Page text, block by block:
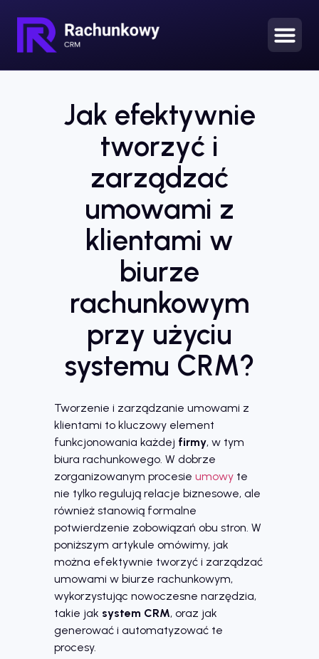
Jak efektywnie
tworzyć i
zarządzać
umowami z
klientami w
biurze
rachunkowym
przy użyciu
systemu CRM?
Tworzenie i zarządzanie umowami z
klientami to kluczowy element
funkcjonowania każdej firmy, w tym
biura rachunkowego. W dobrze
zorganizowanym procesie umowy te
nie tylko regulują relacje biznesowe, ale
również stanowią formalne
potwierdzenie zobowiązań obu stron. W
poniższym artykule omówimy, jak
można efektywnie tworzyć i zarządzać
umowami w biurze rachunkowym,
wykorzystując nowoczesne narzędzia,
takie jak system CRM, oraz jak
generować i automatyzować te
procesy.